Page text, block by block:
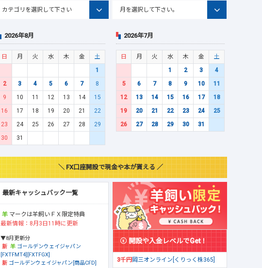
2026年8月
日 月 火 水 木 金
土
1
2
3 4 5 6 7
8
9
10 11 12 13 14
15
16
17 18 19 20 21
22
23
24 25 26 27 28
29
30
31
2026年7月
日 月 火 水 木 金
土
1
2 3
4
5
6 7 8 9 10
11
12
13 14 15 16 17
18
19
20 21 22 23 24
25
26
27 28 29 30 31
＼ FX口座開設で現金や本が貰える ／
最新キャッシュバック一覧
マークは羊飼いＦＸ限定特典
最新情報：8月3日11時に更新
▼8月更新分
ゴールデンウェイジャパン
[FXTFMT4][FXTFGX]
ゴールデンウェイジャパン[商品CFD]
開設や入金レベルでGet！
3千円岡三オンライン[くりっく株365]